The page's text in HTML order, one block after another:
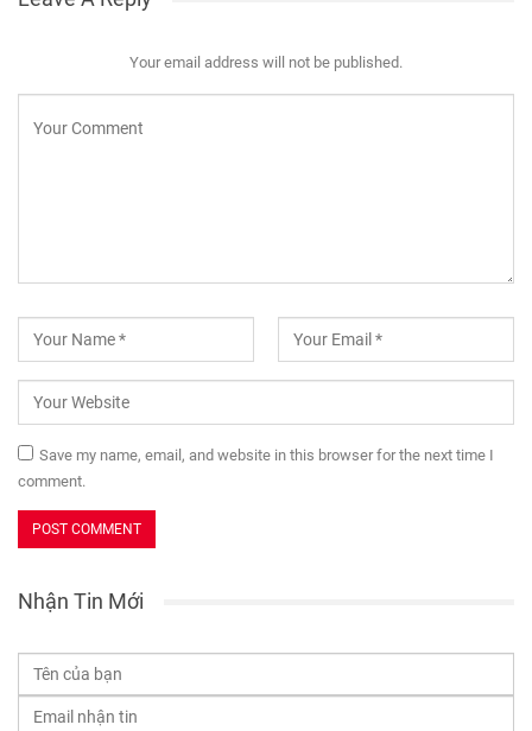
Your email address will not be published.
Save my name, email, and website in this browser for the next time I
comment.
Nhận Tin Mới